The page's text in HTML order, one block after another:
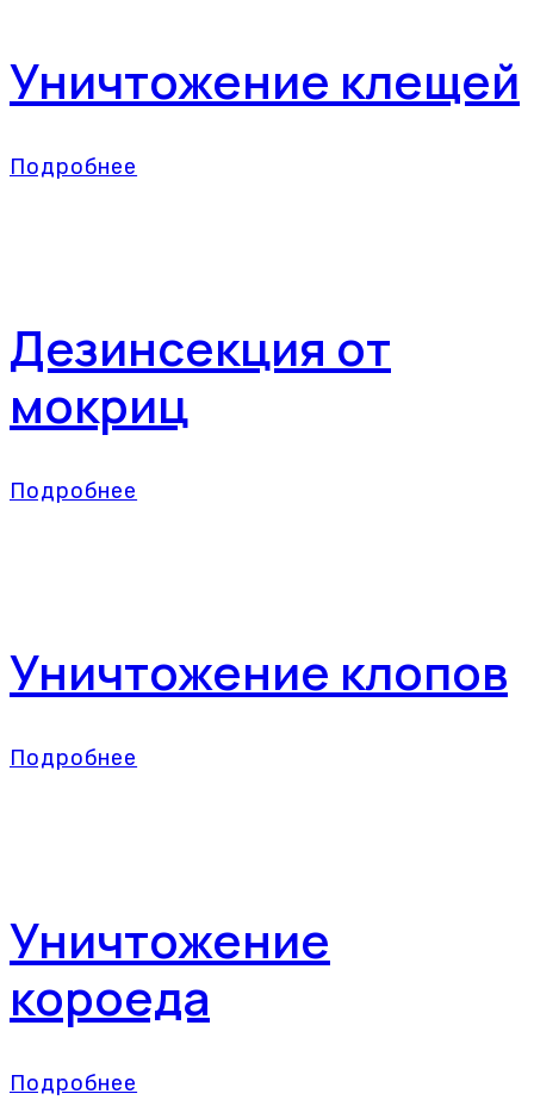
Уничтожение клещей
Подробнее
Дезинсекция от
мокриц
Подробнее
Уничтожение клопов
Подробнее
Уничтожение
короеда
Подробнее